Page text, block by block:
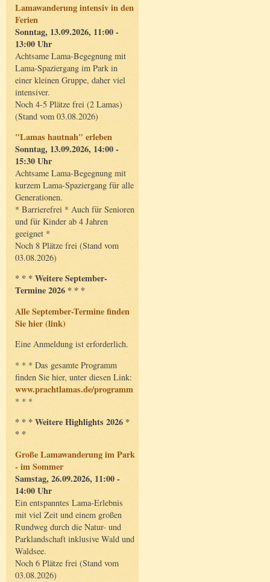
Lamawanderung intensiv in den
Ferien
Sonntag, 13.09.2026, 11:00 -
13:00 Uhr
Achtsame Lama-Begegnung mit
Lama-Spaziergang im Park in
einer kleinen Gruppe, daher viel
intensiver.
Noch 4-5 Plätze frei (2 Lamas)
(Stand vom 03.08.2026)
"Lamas hautnah" erleben
Sonntag, 13.09.2026, 14:00 -
15:30 Uhr
Achtsame Lama-Begegnung mit
kurzem Lama-Spaziergang für alle
Generationen.
* Barrierefrei * Auch für Senioren
und für Kinder ab 4 Jahren
geeignet *
Noch 8 Plätze frei (Stand vom
03.08.2026)
* * * Weitere September-
Termine 2026 * * *
Alle September-Termine finden
Sie hier (link)
Eine Anmeldung ist erforderlich.
* * * Das gesamte Programm
finden Sie hier, unter diesen Link:
www.prachtlamas.de/programm
* * *
* * * Weitere Highlights 2026 *
* *
Große Lamawanderung im Park
- im Sommer
Samstag, 26.09.2026, 11:00 -
14:00 Uhr
Ein entspanntes Lama-Erlebnis
mit viel Zeit und einem großen
Rundweg durch die Natur- und
Parklandschaft inklusive Wald und
Waldsee.
Noch 6 Plätze frei (Stand vom
03.08.2026)